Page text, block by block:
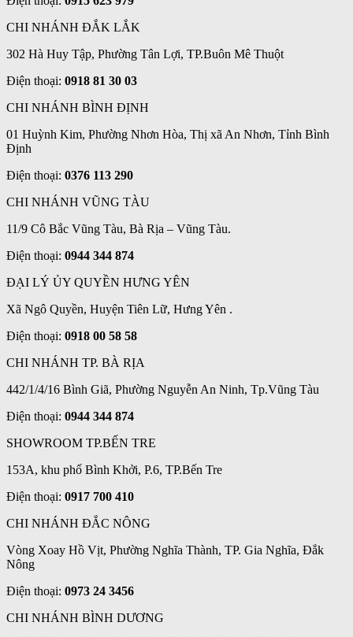
CHI NHÁNH ĐẮK LẮK
302 Hà Huy Tập, Phường Tân Lợi, TP.Buôn Mê Thuột
Điện thoại: 0918 81 30 03
CHI NHÁNH BÌNH ĐỊNH
01 Huỳnh Kim, Phường Nhơn Hòa, Thị xã An Nhơn, Tỉnh Bình
Định
Điện thoại: 0376 113 290
CHI NHÁNH VŨNG TÀU
11/9 Cô Bắc Vũng Tàu, Bà Rịa – Vũng Tàu.
Điện thoại: 0944 344 874
ĐẠI LÝ ỦY QUYỀN HƯNG YÊN
Xã Ngô Quyền, Huyện Tiên Lữ, Hưng Yên .
Điện thoại: 0918 00 58 58
CHI NHÁNH TP. BÀ RỊA
442/1/4/16 Bình Giã, Phường Nguyễn An Ninh, Tp.Vũng Tàu
Điện thoại: 0944 344 874
SHOWROOM TP.BẾN TRE
153A, khu phố Bình Khởi, P.6, TP.Bến Tre
Điện thoại: 0917 700 410
CHI NHÁNH ĐẮC NÔNG
Vòng Xoay Hồ Vịt, Phường Nghĩa Thành, TP. Gia Nghĩa, Đắk
Nông
Điện thoại: 0973 24 3456
CHI NHÁNH BÌNH DƯƠNG